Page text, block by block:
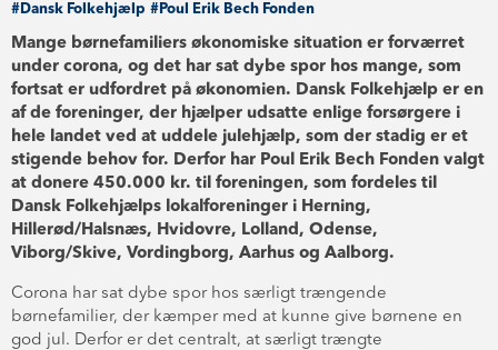
#Dansk Folkehjælp #Poul Erik Bech Fonden
Mange børnefamiliers økonomiske situation er forværret
under corona, og det har sat dybe spor hos mange, som
fortsat er udfordret på økonomien. Dansk Folkehjælp er en
af de foreninger, der hjælper udsatte enlige forsørgere i
hele landet ved at uddele julehjælp, som der stadig er et
stigende behov for. Derfor har Poul Erik Bech Fonden valgt
at donere 450.000 kr. til foreningen, som fordeles til
Dansk Folkehjælps lokalforeninger i Herning,
Hillerød/Halsnæs, Hvidovre, Lolland, Odense,
Viborg/Skive, Vordingborg, Aarhus og Aalborg.
Corona har sat dybe spor hos særligt trængende
børnefamilier, der kæmper med at kunne give børnene en
god jul. Derfor er det centralt, at særligt trængte